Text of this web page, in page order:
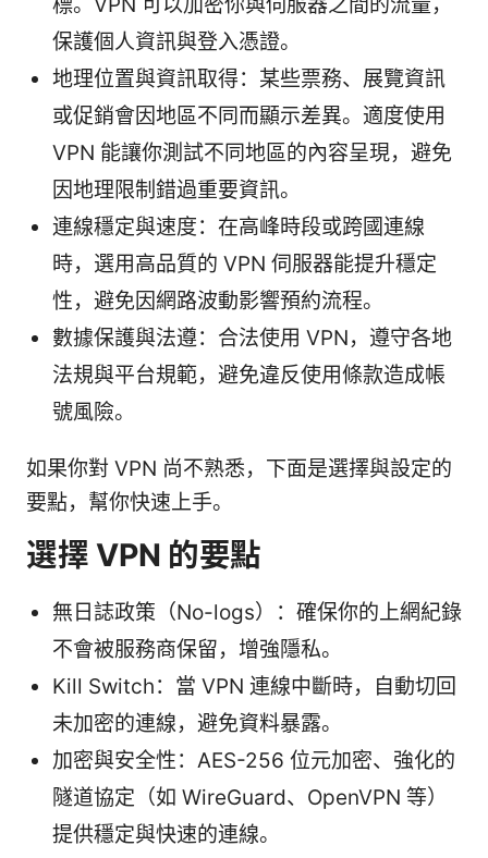
標。VPN 可以加密你與伺服器之間的流量，
保護個人資訊與登入憑證。
地理位置與資訊取得：某些票務、展覽資訊
或促銷會因地區不同而顯示差異。適度使用
VPN 能讓你測試不同地區的內容呈現，避免
因地理限制錯過重要資訊。
連線穩定與速度：在高峰時段或跨國連線
時，選用高品質的 VPN 伺服器能提升穩定
性，避免因網路波動影響預約流程。
數據保護與法遵：合法使用 VPN，遵守各地
法規與平台規範，避免違反使用條款造成帳
號風險。
如果你對 VPN 尚不熟悉，下面是選擇與設定的
要點，幫你快速上手。
選擇 VPN 的要點
無日誌政策（No-logs）：確保你的上網紀錄
不會被服務商保留，增強隱私。
Kill Switch：當 VPN 連線中斷時，自動切回
未加密的連線，避免資料暴露。
加密與安全性：AES-256 位元加密、強化的
隧道協定（如 WireGuard、OpenVPN 等）
提供穩定與快速的連線。